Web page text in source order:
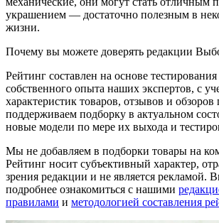
украшением — достаточно полезным в
жизни.
Почему вы можете доверять редакции
Рейтинг составлен на основе
собственного опыта наших экспертов, с
характеристик товаров, отзывов и
поддерживаем подборку в актуальном
новые модели по мере их выхода и
Мы не добавляем в подборки товары на
Рейтинг носит субъективный характер,
зрения редакции и не является рекламой.
подробнее ознакомиться с нашими
правилами и методологией составления